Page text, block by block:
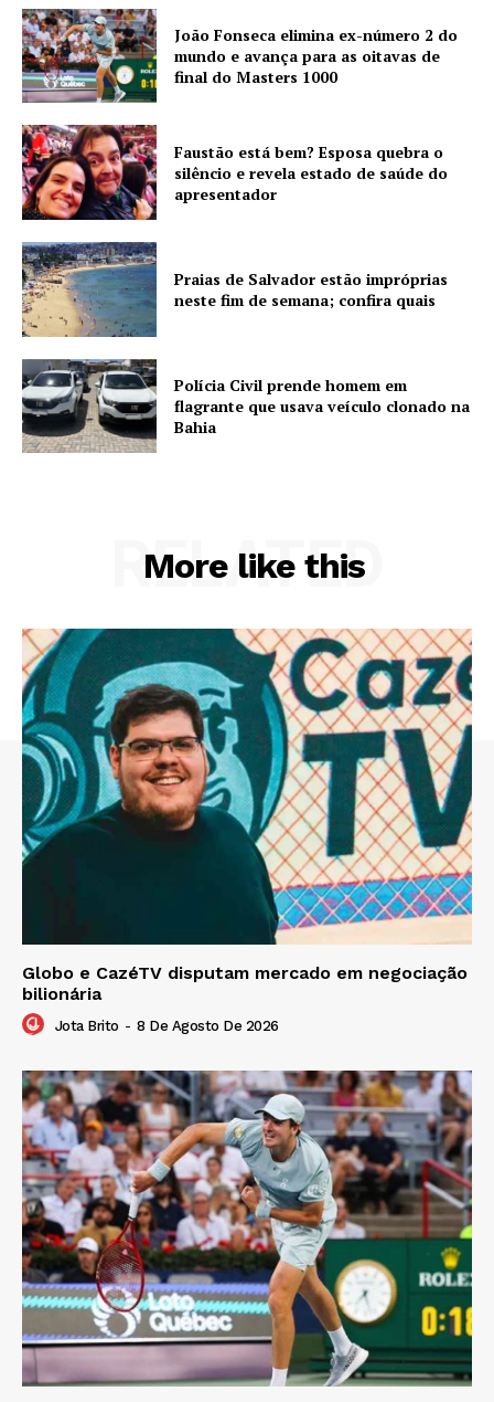
João Fonseca elimina ex-número 2 do
mundo e avança para as oitavas de
final do Masters 1000
Faustão está bem? Esposa quebra o
silêncio e revela estado de saúde do
apresentador
Praias de Salvador estão impróprias
neste fim de semana; confira quais
Polícia Civil prende homem em
flagrante que usava veículo clonado na
Bahia
More like this
RELATED
Globo e CazéTV disputam mercado em negociação
bilionária
Jota Brito - 8 De Agosto De 2026